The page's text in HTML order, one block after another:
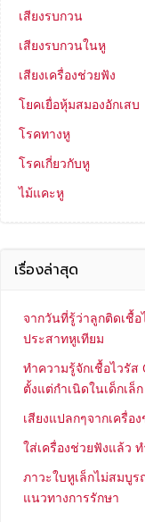
เสียงรบกวน
เสียงรบกวนในหู
เสียงเครื่องช่วยฟัง
โยคเยื่อหุ้มสมองอักเสบ
โรคทางหู
โรคเกี่ยวกับหู
ไม้แคะหู
เรื่องล่าสุด
จากวันที่รู้ว่าลูกติดเชื้อ
ประสาทหูเทียม
ทำความรู้จักเชื้อไวรั
ตั้งแต่กำเนิดในเด็กเล็ก
เสียงแปลกๆจากเครื่อ
ใส่เครื่องช่วยฟังแล้ว
ภาวะใบหูเล็กไม่สมบู
แนวทางการรักษา